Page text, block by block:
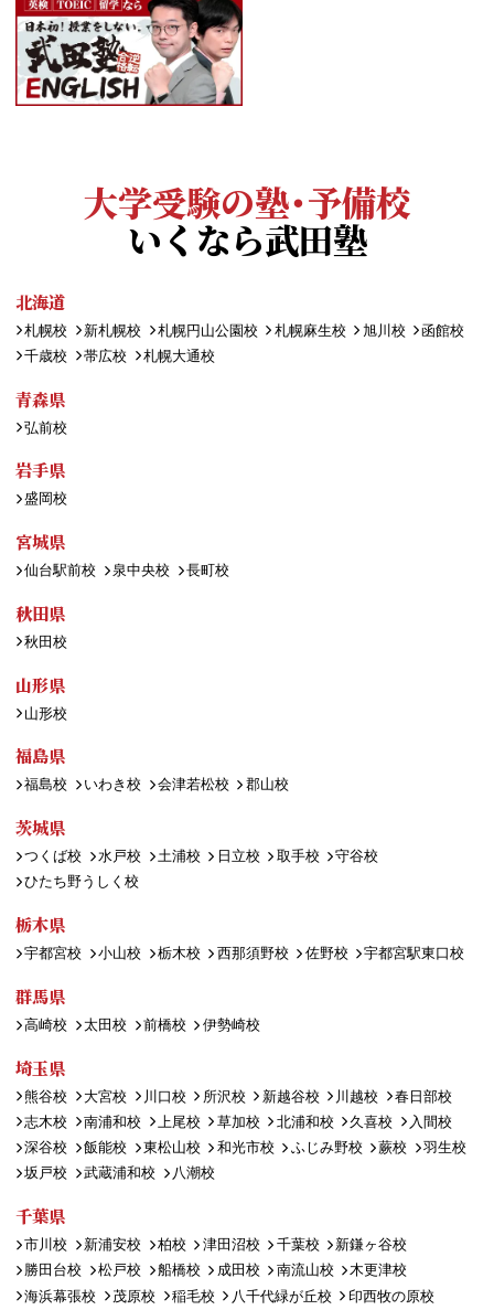
大学受験の塾・予備校
いくなら武田塾
北海道
札幌校 新札幌校 札幌円山公園校 札幌麻生校 旭川校
函館校
千歳校
帯広校 札幌大通校
青森県
弘前校
岩手県
盛岡校
宮城県
仙台駅前校 泉中央校 長町校
秋田県
秋田校
山形県
山形校
福島県
福島校 いわき校 会津若松校 郡山校
茨城県
つくば校 水戸校 土浦校 日立校 取手校
守谷校
ひたち野うしく校
栃木県
宇都宮校 小山校 栃木校 西那須野校 佐野校 宇都宮駅東口校
群馬県
高崎校 太田校 前橋校 伊勢崎校
埼玉県
熊谷校 大宮校 川口校 所沢校 新越谷校 川越校
春日部校
志木校
南浦和校 上尾校 草加校 北浦和校 久喜校
入間校
深谷校
飯能校 東松山校 和光市校 ふじみ野校 蕨校
羽生校
坂戸校
武蔵浦和校 八潮校
千葉県
市川校 新浦安校 柏校 津田沼校 千葉校
新鎌ヶ谷校
勝田台校
松戸校 船橋校 成田校 南流山校
木更津校
海浜幕張校
茂原校 稲毛校 八千代緑が丘校 印西牧の原校